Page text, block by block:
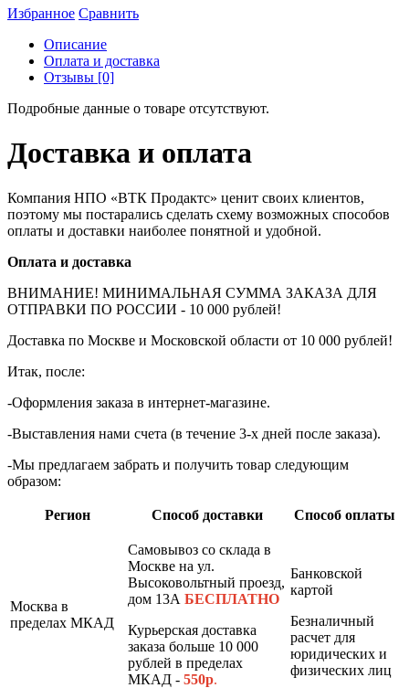
Избранное Сравнить
Описание
Оплата и доставка
Отзывы [0]
Подробные данные о товаре отсутствуют.
Доставка и оплата
Компания НПО «ВТК Продактс» ценит своих клиентов,
поэтому мы постарались сделать схему возможных способов
оплаты и доставки наиболее понятной и удобной.
Оплата и доставка
ВНИМАНИЕ! МИНИМАЛЬНАЯ СУММА ЗАКАЗА ДЛЯ
ОТПРАВКИ ПО РОССИИ - 10 000 рублей!
Доставка по Москве и Московской области от 10 000 рублей!
Итак, после:
-Оформления заказа в интернет-магазине.
-Выставления нами счета (в течение 3-х дней после заказа).
-Мы предлагаем забрать и получить товар следующим
образом:
Регион Способ доставки Способ оплаты
Москва в
пределах МКАД
Самовывоз со склада в
Москве на ул.
Высоковольтный проезд,
дом 13А БЕСПЛАТНО
Курьерская доставка
заказа больше 10 000
рублей в пределах
МКАД - 550р.
Банковской
картой
Безналичный
расчет для
юридических и
физических лиц